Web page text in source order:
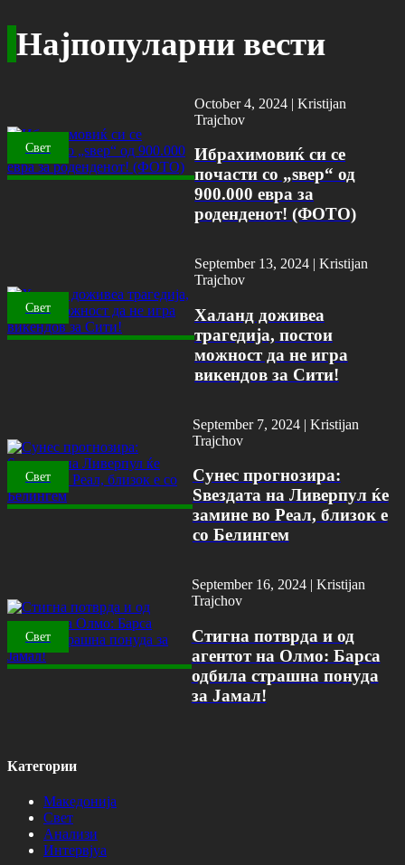
Најпопуларни вести
Свет
October 4, 2024 |Kristijan
Trajchov
Ибрахимовиќ си се
почасти со „ѕвер“ од
900.000 евра за
роденденот! (ФОТО)
Свет
September 13, 2024 | Kristijan
Trajchov
Халанд доживеа
трагедија, постои
можност да не игра
викендов за Сити!
Свет
September 7, 2024 | Kristijan
Trajchov
Сунес прогнозира:
Ѕвездата на Ливерпул ќе
замине во Реал, близок е
со Белингем
Свет
September 16, 2024 | Kristijan
Trajchov
Стигна потврда и од
агентот на Олмо: Барса
одбила страшна понуда
за Јамал!
Категории
Македонија
Свет
Анализи
Интервјуа